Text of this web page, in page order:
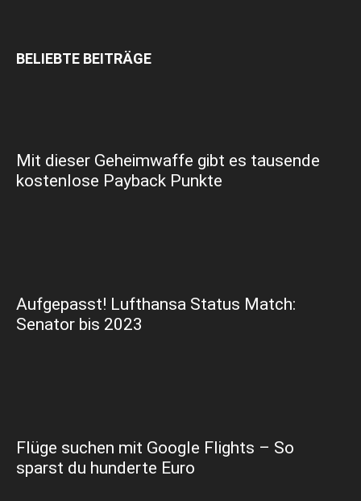
BELIEBTE BEITRÄGE
Mit dieser Geheimwaffe gibt es tausende
kostenlose Payback Punkte
Aufgepasst! Lufthansa Status Match:
Senator bis 2023
Flüge suchen mit Google Flights – So
sparst du hunderte Euro